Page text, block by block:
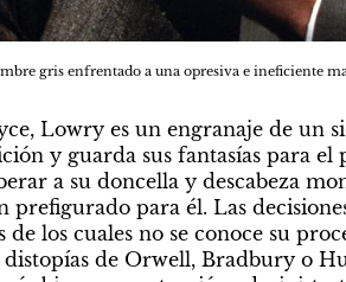
gris enfrentado a una opresiva e ineficiente
Lowry es un engranaje de un
y guarda sus fantasías para el
a su doncella y descabeza
prefigurado para él. Las
los cuales no se conoce su
distopías de Orwell, Bradbury o